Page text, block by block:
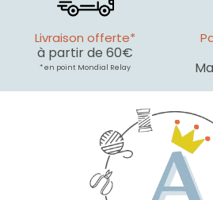
Livraison offerte*
à partir de 60€
* en point Mondial Relay